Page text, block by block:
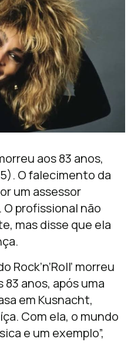
aos 83 anos,
O falecimento da
um assessor
. O profissional não
mas disse que ela
Rock’n’Roll’ morreu
anos, após uma
em Kusnacht,
Com ela, o mundo
e um exemplo”,